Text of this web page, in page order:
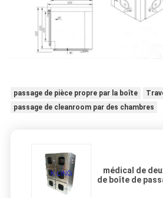
passage de pièce propre par la boîte
passage de cleanroom par des chambres
médical de
de boîte de